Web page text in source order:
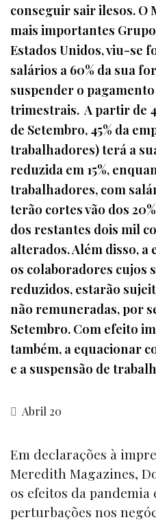
conseguir sair ilesos. O
mais importantes
Estados Unidos, viu-se
salários a 60% da sua
suspender o
trimestrais. A partir de
de Setembro, 45% da
trabalhadores) terá a
reduzida em 15%,
trabalhadores, com
terão cortes vão dos
dos restantes dois mil
alterados. Além disso,
os colaboradores cujos
reduzidos, estarão
não remuneradas, por
Setembro. Com efeito
também, a equacionar
e a suspensão de
Abril 20
Em declarações à
Meredith Magazines,
os efeitos da pandemia
perturbações nos